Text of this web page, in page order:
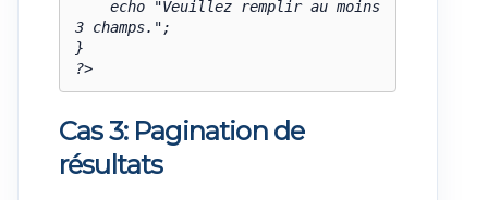
3 champs.";
}
?>
Cas 3: Pagination de
résultats